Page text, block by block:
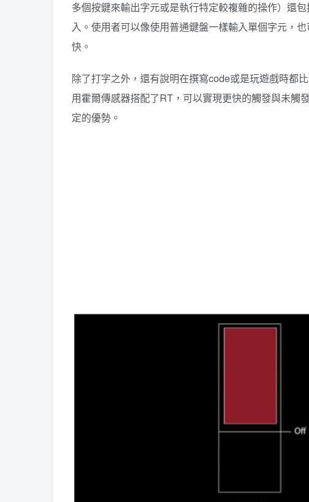
多個按鍵來輸出字元或是執行特定較複雜的操作）還
入。使用者可以像使用普通鍵盤一樣輸入單個字元，
快。
除了打字之外，還有說明在撰寫code或是玩遊戲時都
用霍爾傳感器搭配了RT，可以實現更快的觸發與未觸
定的優勢。